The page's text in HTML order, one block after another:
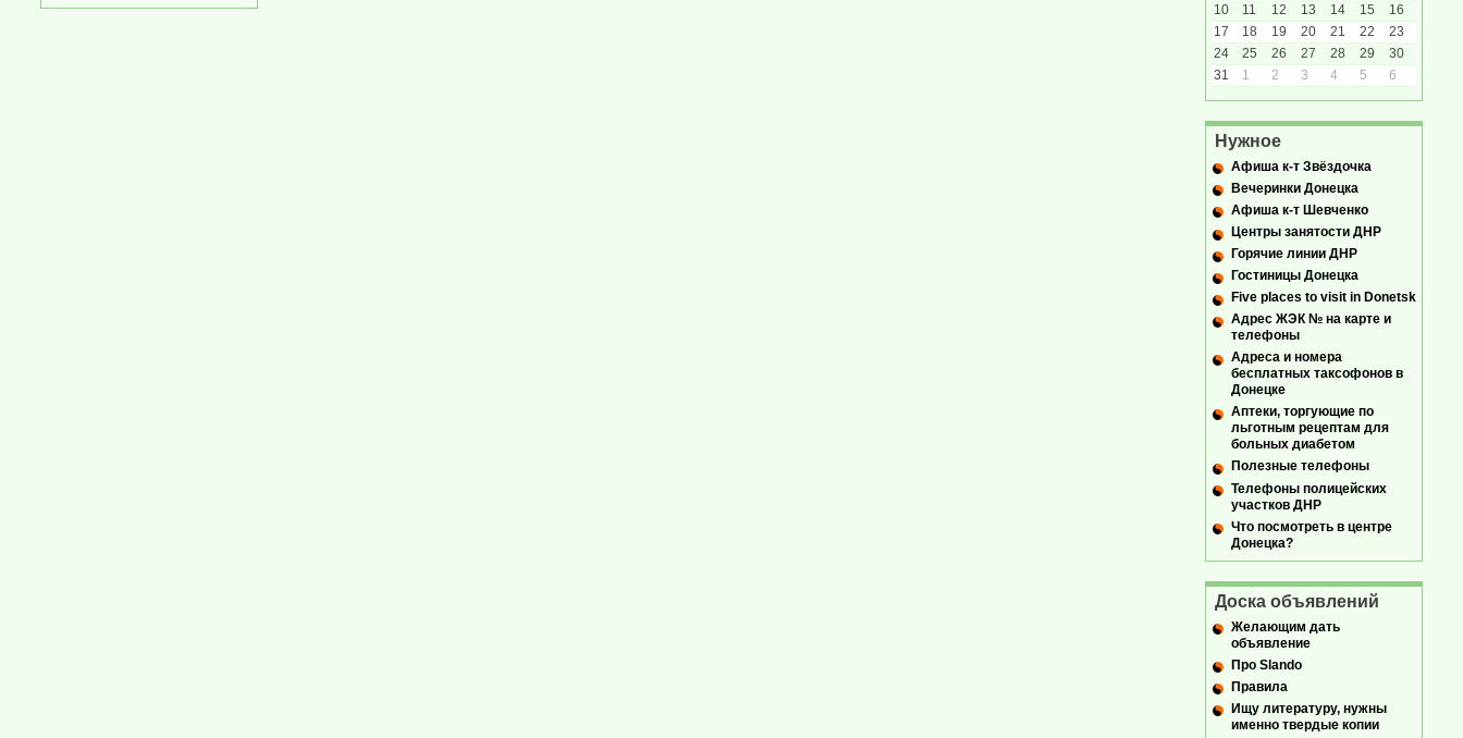
10
11 12 13 14 15
16
17
18 19 20 21 22
23
24
25 26 27 28 29
30
31
1 2 3 4 5 6
Нужное
Афиша к-т Звёздочка
Вечеринки Донецка
Афиша к-т Шевченко
Центры занятости ДНР
Горячие линии ДНР
Гостиницы Донецка
Five places to visit in Donetsk
Адрес ЖЭК № на карте и
телефоны
Адреса и номера
бесплатных таксофонов в
Донецке
Аптеки, торгующие по
льготным рецептам для
больных диабетом
Полезные телефоны
Телефоны полицейских
участков ДНР
Что посмотреть в центре
Донецка?
Доска объявлений
Желающим дать
объявление
Про Slando
Правила
Ищу литературу, нужны
именно твердые копии